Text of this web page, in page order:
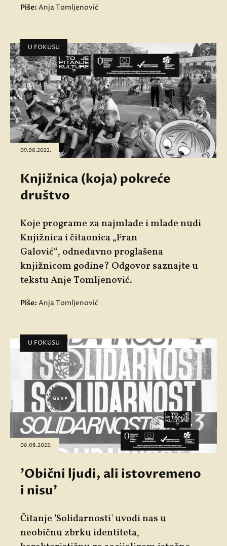
Piše: Anja Tomljenović
U FOKUSU
09.08.2022.
Knjižnica (koja) pokreće
društvo
Koje programe za najmlađe i mlade nudi
Knjižnica i čitaonica „Fran
Galović“, odnedavno proglašena
knjižnicom godine? Odgovor saznajte u
tekstu Anje Tomljenović.
Piše: Anja Tomljenović
U FOKUSU
08.08.2022.
'Obični ljudi, ali istovremeno
i nisu'
Čitanje 'Solidarnosti' uvodi nas u
neobičnu zbrku identiteta,